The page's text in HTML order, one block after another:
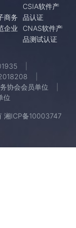
商务
企业
CSIA软件产
品认证
CNAS软件产
品测试认证
协会会员单位
位
湘ICP备10003747